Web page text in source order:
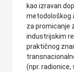
kao izravan
metodološkog
za promicanje
industrijskim
praktičnog
(npr.